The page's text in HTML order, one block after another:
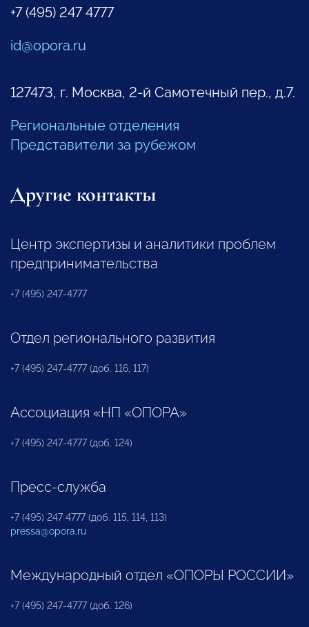
+7 (495) 247 4777
id@opora.ru
127473, г. Москва, 2-й Самотечный пер., д.7.
Региональные отделения
Представители за рубежом
Другие контакты
Центр экспертизы и аналитики проблем
предпринимательства
+7 (495) 247-4777
Отдел регионального развития
+7 (495) 247-4777 (доб. 116, 117)
Ассоциация «НП «ОПОРА»
+7 (495) 247-4777 (доб. 124)
Пресс-служба
+7 (495) 247 4777 (доб. 115, 114, 113)
pressa@opora.ru
Международный отдел «ОПОРЫ РОССИИ»
+7 (495) 247-4777 (доб. 126)